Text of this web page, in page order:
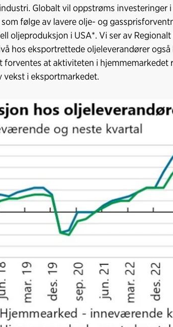
Globalt vil oppstrøms investeringer
følge av lavere olje- og
oljeproduksjon i USA*. Vi ser av
hos eksportrettede oljeleverandører
forventes at aktiviteten i hjemmemarkedet
i eksportmarkedet.